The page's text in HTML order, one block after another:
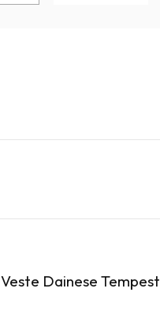
Veste Dainese